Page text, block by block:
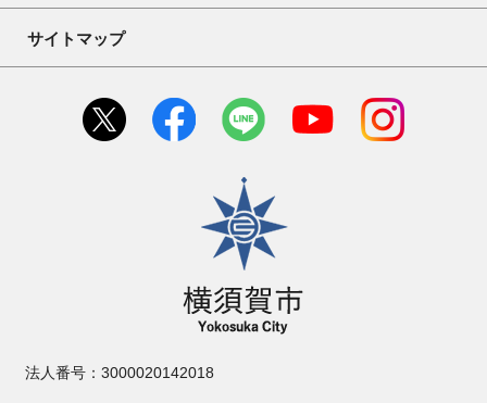
サイトマップ
横須賀市
法人番号：3000020142018